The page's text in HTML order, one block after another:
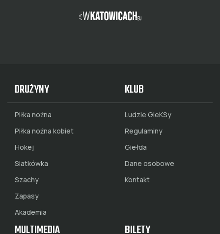
DRUŻYNY
Piłka nożna
Piłka nożna kobiet
Hokej
Siatkówka
Szachy
Zapasy
Akademia
KLUB
Ludzie GieKSy
Regulaminy
Giełda
Dane osobowe
Kontakt
MULTIMEDIA BILETY